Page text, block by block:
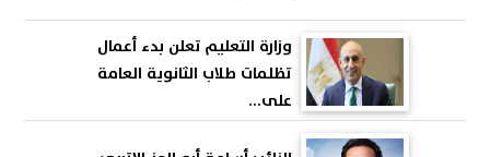
وزارة التعليم تعلن بدء أعمال
تظلمات طلاب الثانوية العامة
على...